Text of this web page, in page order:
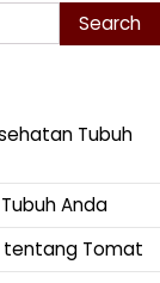
Tubuh
Anda
tentang Tomat